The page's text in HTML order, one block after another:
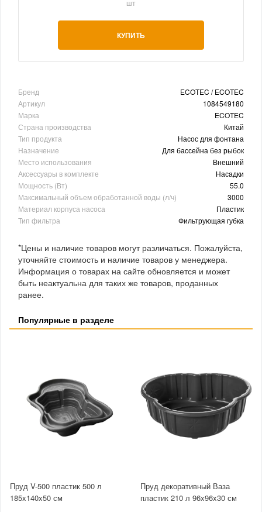
шт
КУПИТЬ
Бренд
ECOTEC / ECOTEC
Артикул
1084549180
Марка
ECOTEC
Страна производства
Китай
Тип продукта
Насос для фонтана
Назначение
Для бассейна без рыбок
Место использования
Внешний
Аксессуары в комплекте
Насадки
Мощность (Вт)
55.0
Максимальный объем обработанной воды (л/ч)
3000
Материал корпуса насоса
Пластик
Тип фильтра
Фильтрующая губка
*Цены и наличие товаров могут различаться. Пожалуйста,
уточняйте стоимость и наличие товаров у менеджера.
Информация о товарах на сайте обновляется и может
быть неактуальна для таких же товаров, проданных
ранее.
Популярные в разделе
Пруд V-500 пластик 500 л
185x140x50 см
Пруд декоративный Ваза
пластик 210 л 96x96x30 см